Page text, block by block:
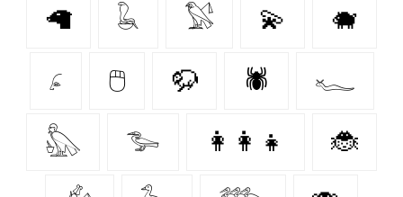
🦙 𓆘 𓅄 💫 🐗
𓂊 🖱️ 🦬 🕷️ 𓆑
𓅽 𓅧 👩‍👩‍👧 🐞